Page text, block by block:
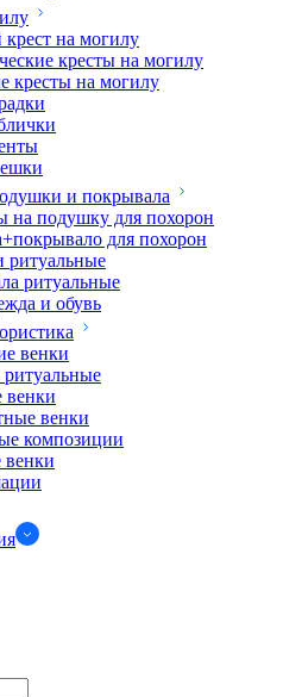
на могилу
кресты на могилу
кресты на могилу
и покрывала
на подушку для похорон
для похорон
ритуальные
и обувь
венки
венки
венки
композиции